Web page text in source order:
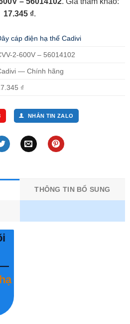
17.345 ₫.
cáp điện hạ thế Cadivi
2-600V – 56014102
— Chính hãng
₫
NHẮN TIN ZALO
THÔNG TIN BỔ SUNG